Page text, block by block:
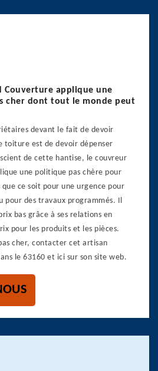
Couverture applique une
cher dont tout le monde peut
devant le fait de devoir
toiture est de devoir dépenser
de cette hantise, le couvreur
une politique pas chère pour
ce soit pour une urgence pour
pour des travaux programmés. Il
bas grâce à ses relations en
pour les produits et les pièces.
cher, contacter cet artisan
le 63160 et ici sur son site web.